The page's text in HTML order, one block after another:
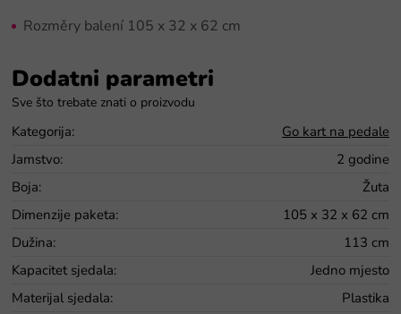
Rozměry balení 105 x 32 x 62 cm
Dodatni parametri
Kategorija:
Go kart na pedale
Jamstvo:
2 godine
Boja:
Žuta
Dimenzije paketa:
105 x 32 x 62 cm
Dužina:
113 cm
Kapacitet sjedala:
Jedno mjesto
Materijal sjedala:
Plastika